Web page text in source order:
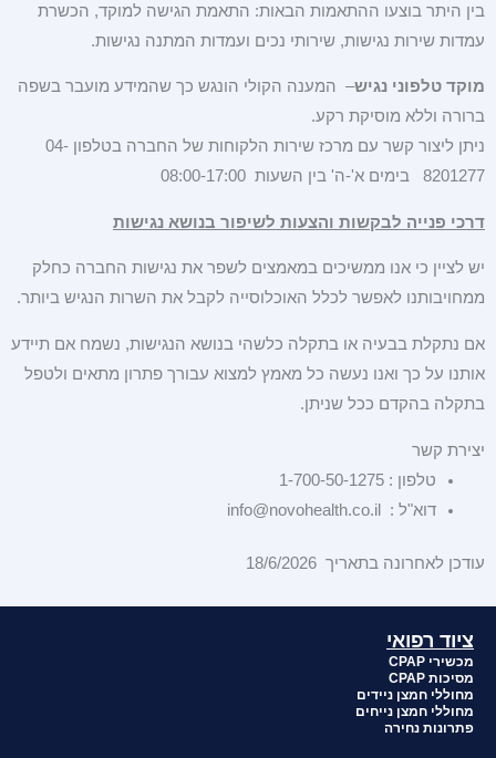
בין היתר בוצעו ההתאמות הבאות: התאמת הגישה למוקד, הכשרת
עמדות שירות נגישות, שירותי נכים ועמדות המתנה נגישות.
מוקד טלפוני נגיש– המענה הקולי הונגש כך שהמידע מועבר בשפה
ברורה וללא מוסיקת רקע.
ניתן ליצור קשר עם מרכז שירות הלקוחות של החברה בטלפון 04-
8201277 בימים א'-ה' בין השעות 08:00-17:00
דרכי פנייה לבקשות והצעות לשיפור בנושא נגישות
יש לציין כי אנו ממשיכים במאמצים לשפר את נגישות החברה כחלק
ממחויבותנו לאפשר לכלל האוכלוסייה לקבל את השרות הנגיש ביותר.
אם נתקלת בבעיה או בתקלה כלשהי בנושא הנגישות, נשמח אם תיידע
אותנו על כך ואנו נעשה כל מאמץ למצוא עבורך פתרון מתאים ולטפל
בתקלה בהקדם ככל שניתן.
יצירת קשר
טלפון : 1-700-50-1275
דוא"ל : info@novohealth.co.il
עודכן לאחרונה בתאריך 18/6/2026
ציוד רפואי
מכשירי CPAP
מסיכות CPAP
מחוללי חמצן ניידים
מחוללי חמצן נייחים
פתרונות נחירה